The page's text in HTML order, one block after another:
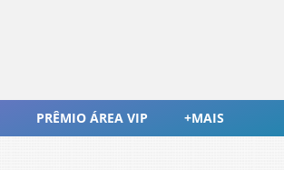
PRÊMIO ÁREA VIP +MAIS